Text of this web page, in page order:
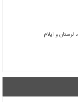
و ایلام